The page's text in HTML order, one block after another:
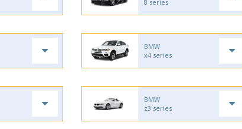
8 series
BMW
x4 series
BMW
z3 series